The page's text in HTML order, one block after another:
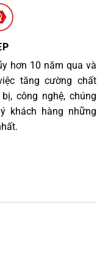
hơn 10 năm qua và
tăng cường chất
công nghệ, chúng
khách hàng những